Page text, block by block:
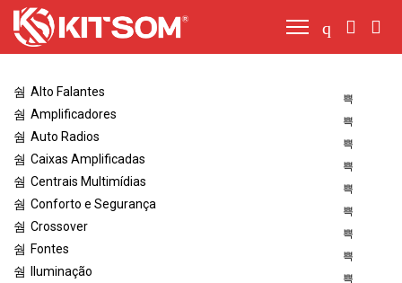
Alto Falantes
Amplificadores
Auto Radios
Caixas Amplificadas
Centrais Multimídias
Conforto e Segurança
Crossover
Fontes
Iluminação